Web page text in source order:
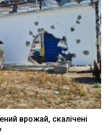
врожай, скалічені